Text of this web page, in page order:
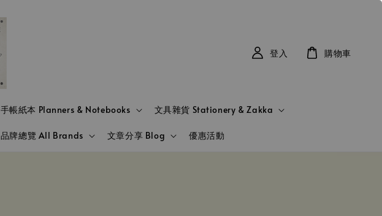
手帳紙本 Planners & Notebooks 文具雜貨 Stationery & Zakka
品牌總覽 All Brands 文章分享 Blog 優惠活動
登入 購物車